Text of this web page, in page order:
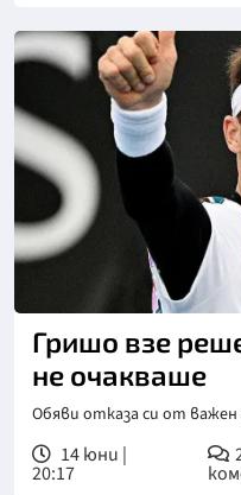
Гришо взе
не очакваше
Обяви отказа си от
14 юни |
20:17